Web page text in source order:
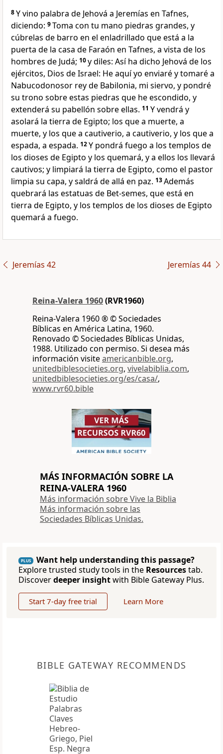
8Y vino palabra de Jehová a Jeremías en Tafnes,
diciendo: 9Toma con tu mano piedras grandes, y
cúbrelas de barro en el enladrillado que está a la
puerta de la casa de Faraón en Tafnes, a vista de los
hombres de Judá; 10y diles: Así ha dicho Jehová de los
ejércitos, Dios de Israel: He aquí yo enviaré y tomaré a
Nabucodonosor rey de Babilonia, mi siervo, y pondré
su trono sobre estas piedras que he escondido, y
extenderá su pabellón sobre ellas. 11 Y vendrá y
asolará la tierra de Egipto; los que a muerte, a
muerte, y los que a cautiverio, a cautiverio, y los que a
espada, a espada. 12Y pondrá fuego a los templos de
los dioses de Egipto y los quemará, y a ellos los llevará
cautivos; y limpiará la tierra de Egipto, como el pastor
limpia su capa, y saldrá de allá en paz. 13Además
quebrará las estatuas de Bet-semes, que está en
tierra de Egipto, y los templos de los dioses de Egipto
quemará a fuego.
Jeremías 42 Jeremías 44
Reina-Valera 1960(RVR1960)
Reina-Valera 1960 ® © Sociedades
Bíblicas en América Latina, 1960.
Renovado © Sociedades Bíblicas Unidas,
1988. Utilizado con permiso. Si desea más
información visiteamericanbible.org,
unitedbiblesocieties.org, vivelabiblia.com,
unitedbiblesocieties.org/es/casa/,
www.rvr60.bible
MÁS INFORMACIÓN SOBRE LA
REINA-VALERA 1960
Más información sobre Vive la Biblia
Más información sobre las
Sociedades Bíblicas Unidas.
PLUS
Want help understanding this passage?
Explore trusted study tools in the Resourcestab.
Discoverdeeper insightwith Bible Gateway Plus.
Start 7-day free trial Learn More
BIBLE GATEWAY RECOMMENDS